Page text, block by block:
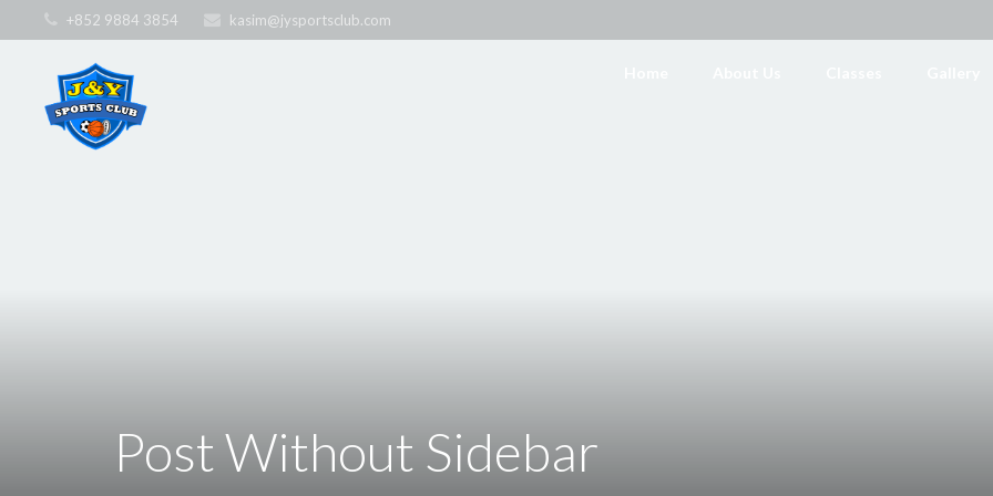
+852 9884 3854 kasim@jysportsclub.com
Post Without Sidebar